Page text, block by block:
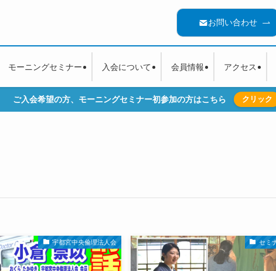
モーニングセミナー 入会について 会員情報 アクセス
お問い合わせ
ご入会希望の方、モーニングセミナー初参加の方はこちら クリック
宇都宮中央倫理法人会 セミ